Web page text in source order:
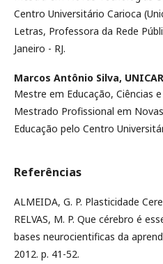
Centro Universitário Carioca
Letras, Professora da Rede
Janeiro - RJ.
Marcos Antônio Silva,
Mestre em Educação, Ciências
Mestrado Profissional em
Educação pelo Centro
Referências
ALMEIDA, G. P. Plasticidade
RELVAS, M. P. Que cérebro é
bases neurocientificas da
2012. p. 41-52.